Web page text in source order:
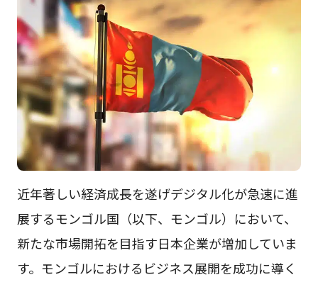
近年著しい経済成長を遂げデジタル化が急速に進
展するモンゴル国（以下、モンゴル）において、
新たな市場開拓を目指す日本企業が増加していま
す。モンゴルにおけるビジネス展開を成功に導く